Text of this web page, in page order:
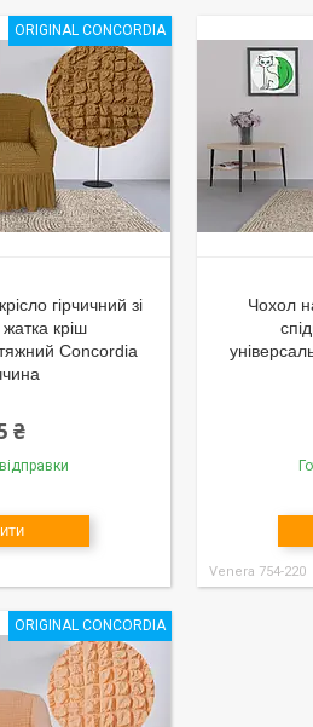
ORIGINAL CONCORDIA
гірчичний зі
кріш
Concordia
₴
Чохол
Venera 754-220
ORIGINAL CONCORDIA